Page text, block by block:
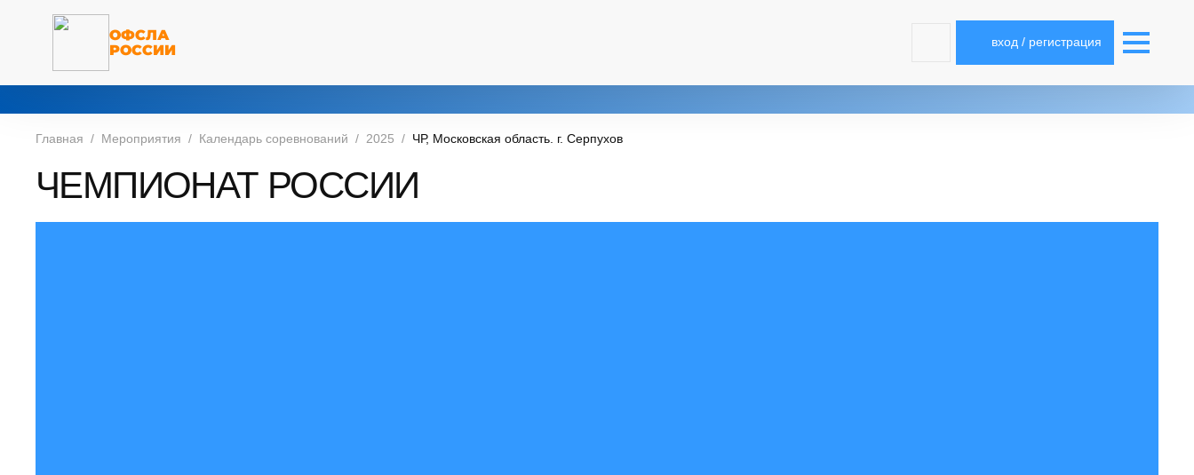
ОФСЛА
РОССИИ
вход / регистрация
Главная Мероприятия Календарь соревнований 2025 ЧР, Московская область. г. Серпухов
ЧЕМПИОНАТ РОССИИ